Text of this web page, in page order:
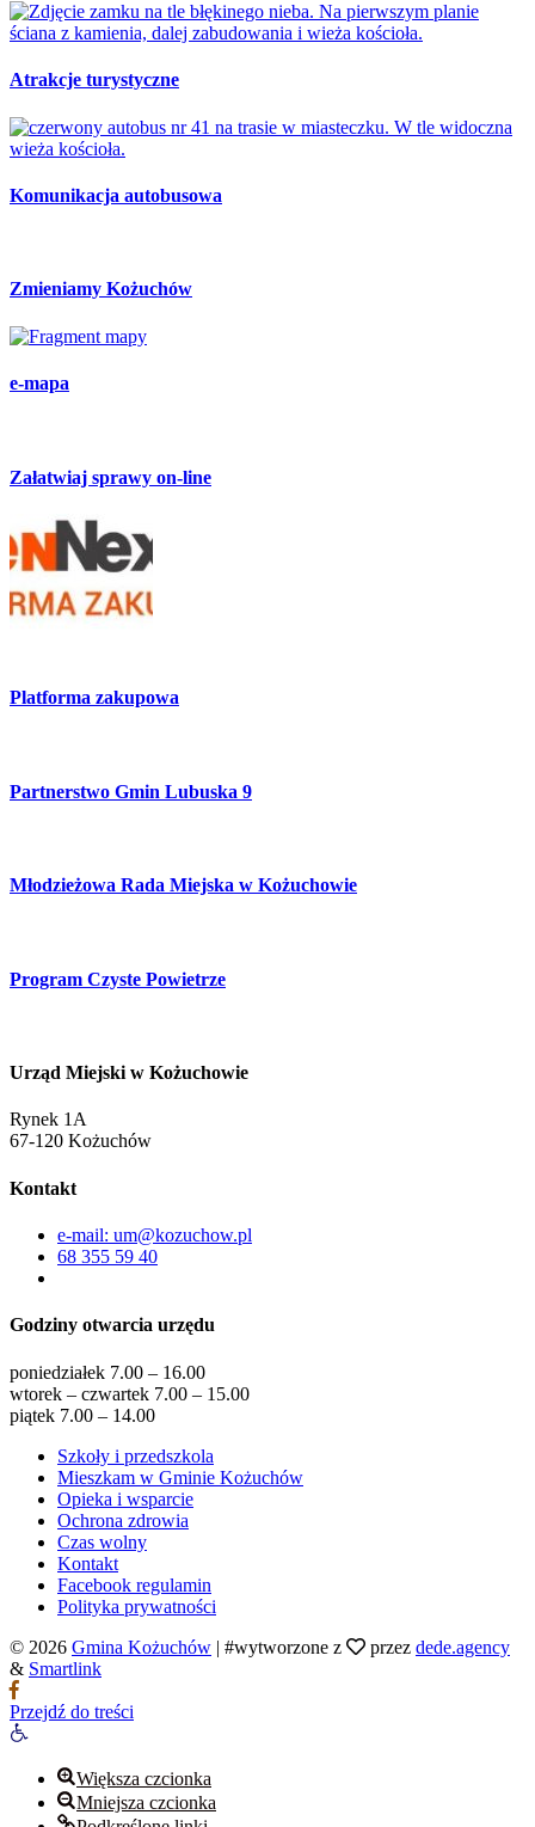
Atrakcje turystyczne
Komunikacja autobusowa
Zmieniamy Kożuchów
e-mapa
Załatwiaj sprawy on-line
Platforma zakupowa
Partnerstwo Gmin Lubuska 9
Młodzieżowa Rada Miejska w Kożuchowie
Program Czyste Powietrze
Urząd Miejski w Kożuchowie
Rynek 1A
67-120 Kożuchów
Kontakt
e-mail: um@kozuchow.pl
68 355 59 40
Godziny otwarcia urzędu
poniedziałek 7.00 – 16.00
wtorek – czwartek 7.00 – 15.00
piątek 7.00 – 14.00
Szkoły i przedszkola
Mieszkam w Gminie Kożuchów
Opieka i wsparcie
Ochrona zdrowia
Czas wolny
Kontakt
Facebook regulamin
Polityka prywatności
© 2026 Gmina Kożuchów | #wytworzone z przez dede.agency
& Smartlink
Przejdź do treści
Otwórz
narzędzi Większa czcionka
Mniejsza czcionka